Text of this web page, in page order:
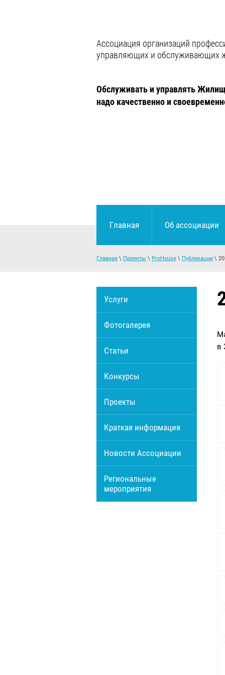
Ассоциация организаций
управляющих и обслуживающих
Обслуживать и управлять
надо качественно и
Главная Об ассоциации
Главная \ Проекты \ ProHouse \ Публикации \
Услуги
Фотогалерея
Статьи
Конкурсы
Проекты
Краткая информация
Новости Ассоциации
Региональные
мероприятия
в